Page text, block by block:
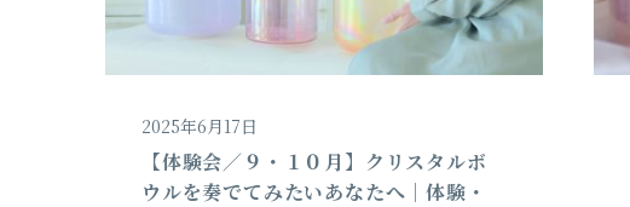
2025年6月17日
【体験会／９・１０月】クリスタルボ
ウルを奏でてみたいあなたへ｜体験・